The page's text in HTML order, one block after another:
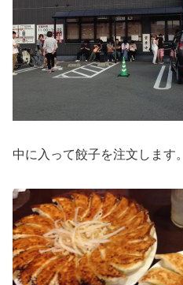
中に入って餃子を注文します。